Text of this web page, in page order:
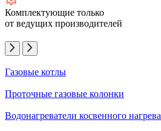
Комплектующие только
от ведущих производителей
Газовые котлы
Проточные газовые колонки
Водонагреватели косвенного нагрева